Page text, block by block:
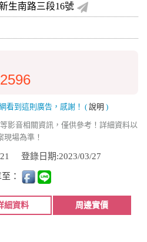
生南路三段16號
2596
看到這則廣告，感謝！ ( 說明 )
影音相關資訊，僅供參考！詳細資料以
現場為準！
21 登錄日期:2023/03/27
：
細資料 周邊實價